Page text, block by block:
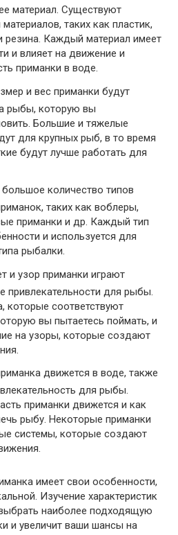
материал. Существуют
таких как пластик,
резина. Каждый материал имеет
и влияет на движение и
приманки в воде.
и вес приманки будут
рыбы, которую вы
Большие и тяжелые
для крупных рыб, в то время
будут лучше работать для
количество типов
таких как воблеры,
приманки и др. Каждый тип
и используется для
рыбалки.
и узор приманки играют
привлекательности для рыбы.
которые соответствуют
вы пытаетесь поймать, и
на узоры, которые создают
движется в воде, также
для рыбы.
приманки движется и как
рыбу. Некоторые приманки
системы, которые создают
имеет свои особенности,
Изучение характеристик
наиболее подходящую
и увеличит ваши шансы на